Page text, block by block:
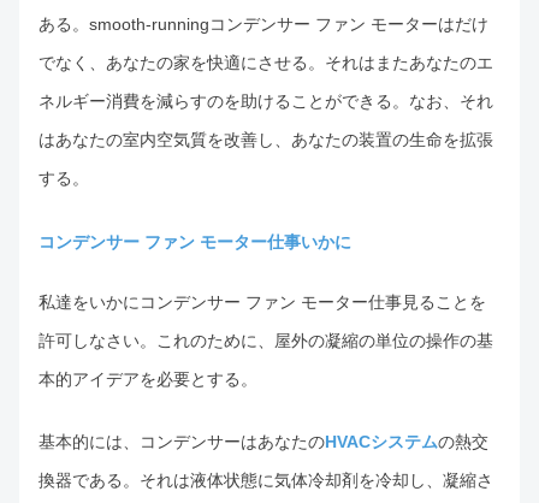
ある。smooth-runningコンデンサー ファン モーターはだけ
でなく、あなたの家を快適にさせる。それはまたあなたのエ
ネルギー消費を減らすのを助けることができる。なお、それ
はあなたの室内空気質を改善し、あなたの装置の生命を拡張
する。
コンデンサー ファン モーター仕事いかに
私達をいかにコンデンサー ファン モーター仕事見ることを
許可しなさい。これのために、屋外の凝縮の単位の操作の基
本的アイデアを必要とする。
基本的には、コンデンサーはあなたのHVACシステムの熱交
換器である。それは液体状態に気体冷却剤を冷却し、凝縮さ